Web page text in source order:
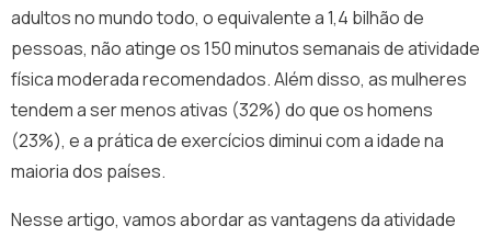
adultos no mundo todo, o equivalente a 1,4 bilhão de
pessoas, não atinge os 150 minutos semanais de atividade
física moderada recomendados. Além disso, as mulheres
tendem a ser menos ativas (32%) do que os homens
(23%), e a prática de exercícios diminui com a idade na
maioria dos países.
Nesse artigo, vamos abordar as vantagens da atividade